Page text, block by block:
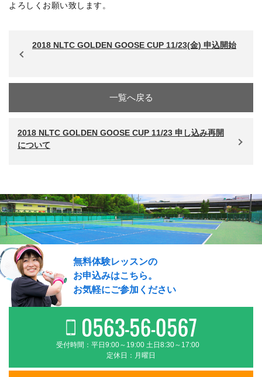
よろしくお願い致します。
2018 NLTC GOLDEN GOOSE CUP 11/23(金) 申込開始
一覧へ戻る
2018 NLTC GOLDEN GOOSE CUP 11/23 申し込み再開
について
無料体験レッスンの
お申込みはこちら。
お気軽にご参加ください
受付時間：平日9:00～19:00 土日8:30～17:00
定休日：月曜日